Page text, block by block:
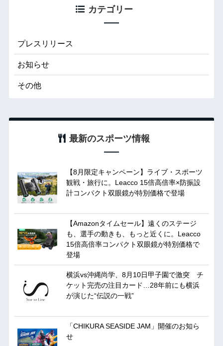
カテゴリー
プレスリリース
お知らせ
その他
最新のスポーツ情報
【8月限定キャンペーン】ライブ・スポーツ
観戦・旅行に。Leacco 15倍高倍率×防振設
計コンパクト双眼鏡が特別価格で登場
【Amazonタイムセール】遠くのステージ
も、選手の動きも、もっと近くに。Leacco
15倍高倍率コンパクト双眼鏡が特別価格で
登場
横浜vs沖縄尚学、8月10日甲子園で激突 チ
ケット完売の注目カード…28年前にも横浜
が演じた“伝説の一戦”
「CHIKURA SEASIDE JAM」開催のお知ら
せ